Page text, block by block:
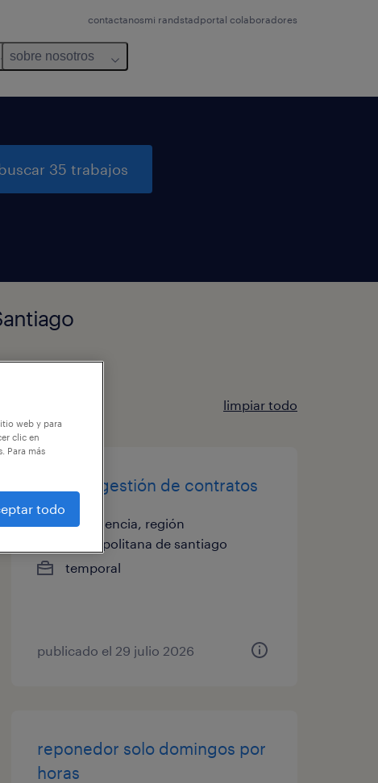
contactanosmi randstadportal colaboradores
sobre nosotros
35 trabajos
limpiar todo
analista gestión de contratos
providencia, región
metropolitana de santiago
temporal
publicado el 29 julio 2026
reponedor solo domingos por
horas
web y para
clic en
Para más
todo